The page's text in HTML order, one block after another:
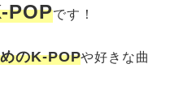
POPです！
のK-POPや好きな曲